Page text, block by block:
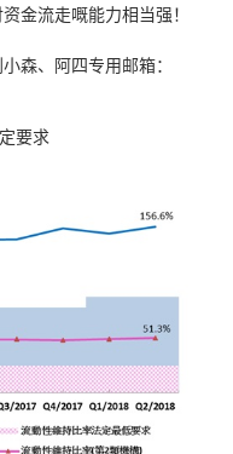
金流走嘅能力相当强！
森、阿四专用邮箱：
要求